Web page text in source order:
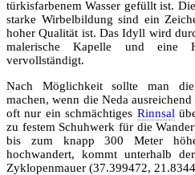
türkisfarbenem Wasser gefüllt ist.
starke Wirbelbildung sind ein
hoher Qualität ist. Das Idyll wird
malerische Kapelle und eine
vervollständigt.
Nach Möglichkeit sollte man
machen, wenn die Neda
oft nur ein schmächtiges Rinnsal
zu festem Schuhwerk für die
bis zum knapp 300 Meter
hochwandert, kommt unterhalb
Zyklopenmauer (37.399472,